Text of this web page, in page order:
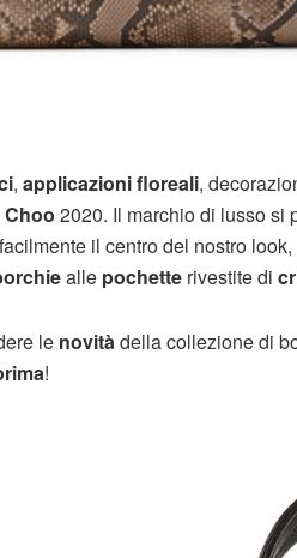
, applicazioni floreali,
2020. Il marchio di lusso si
il centro del nostro
alle pochette rivestite di
le novitàdella collezione di
!